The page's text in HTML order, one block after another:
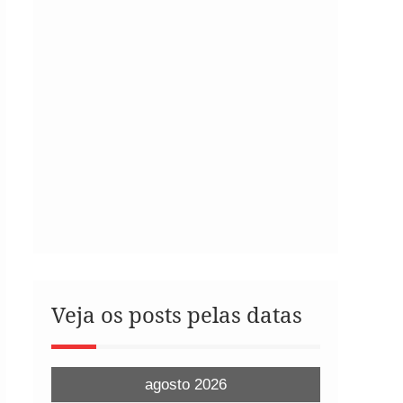
Veja os posts pelas datas
agosto 2026